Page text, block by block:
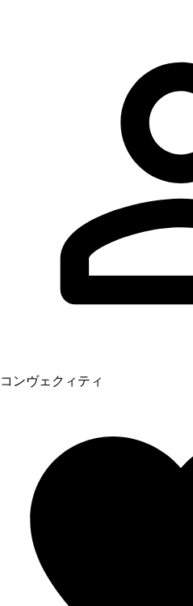
コンヴェクィティ